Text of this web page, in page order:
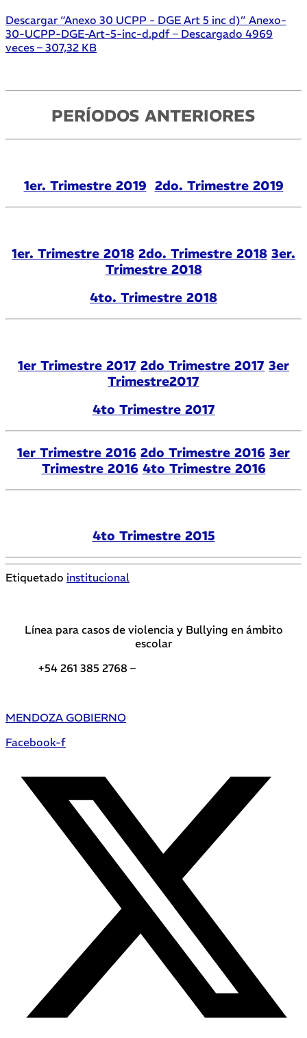
Descargar “Anexo 30 UCPP - DGE Art 5 inc d)” Anexo-
30-UCPP-DGE-Art-5-inc-d.pdf – Descargado 4969
veces – 307,32 KB
PERÍODOS ANTERIORES
1er. Trimestre 2019 2do. Trimestre 2019
1er. Trimestre 2018 2do. Trimestre 2018 3er.
Trimestre 2018
4to. Trimestre 2018
1er Trimestre 2017 2do Trimestre 2017 3er
Trimestre2017
4to Trimestre 2017
1er Trimestre 2016 2do Trimestre 2016 3er
Trimestre 2016 4to Trimestre 2016
4to Trimestre 2015
Etiquetado institucional
Línea para casos de violencia y Bullying en ámbito
escolar
+54 261 385 2768 –
MENDOZA GOBIERNO
Facebook-f